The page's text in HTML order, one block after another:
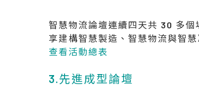
智慧物流論壇連續四天共 30 多
享建構智慧製造、智慧物流與智
查看活動總表
3.先進成型論壇